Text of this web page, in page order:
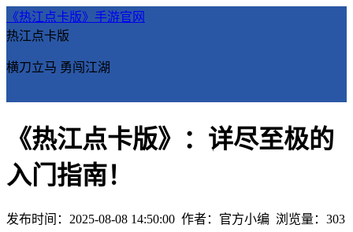
《热江点卡版》手游官网
热江点卡版
横刀立马 勇闯江湖
《热江点卡版》：详尽至极的
入门指南！
发布时间：2025-08-08 14:50:00 作者：官方小编 浏览量： 303